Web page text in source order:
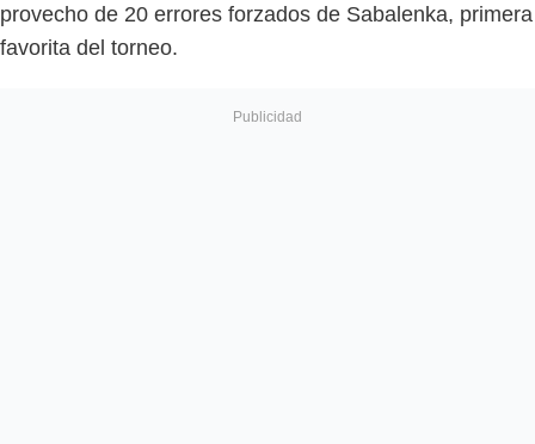
provecho de 20 errores forzados de Sabalenka, primera
favorita del torneo.